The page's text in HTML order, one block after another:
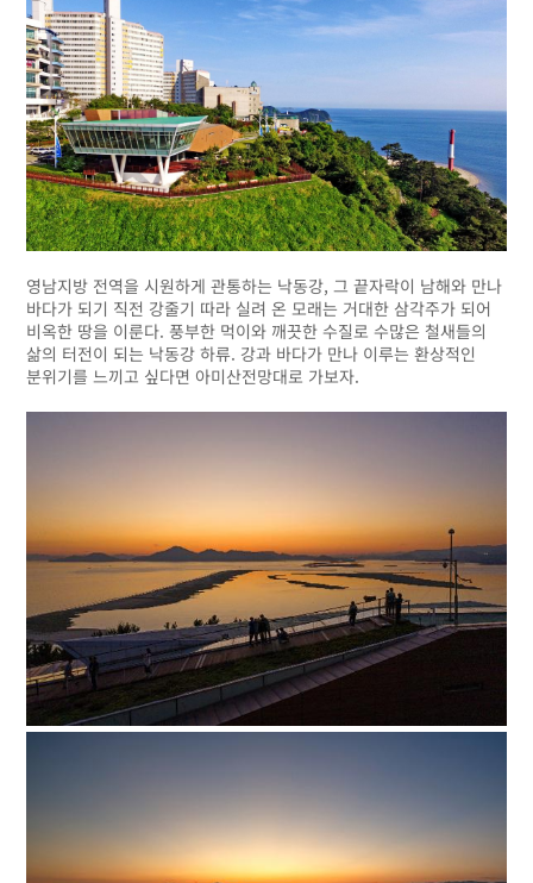
영남지방 전역을 시원하게 관통하는 낙동강, 그 끝자락이 남해와 만나
바다가 되기 직전 강줄기 따라 실려 온 모래는 거대한 삼각주가 되어
비옥한 땅을 이룬다. 풍부한 먹이와 깨끗한 수질로 수많은 철새들의
삶의 터전이 되는 낙동강 하류. 강과 바다가 만나 이루는 환상적인
분위기를 느끼고 싶다면 아미산전망대로 가보자.